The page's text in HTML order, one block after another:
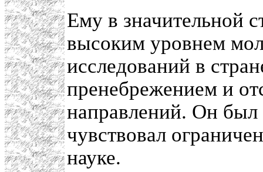
Ему в значительной
высоким уровнем
исследований в
пренебрежением и
направлений. Он был
чувствовал
науке.